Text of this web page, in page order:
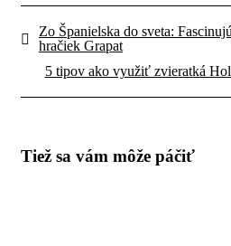
Zo Španielska do sveta:
hračiek Grapat
5 tipov ako využiť zvieratká
Tiež sa vám môže páčiť